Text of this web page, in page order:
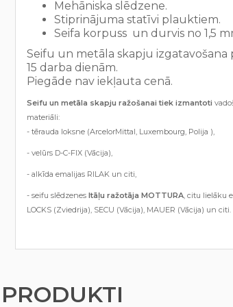
Mehāniska slēdzene.
Stiprinājuma statīvi plauktiem.
Seifa korpuss un durvis no 1,5
Seifu un metāla skapju
15 darba dienām.
Piegāde nav iekļauta cenā.
Seifu un metāla skapju ražošanai tiek izmantoti
materiāli:
- tērauda loksne (ArcelorMittal, Luxembourg, Polija ),
- velūrs D-C-FIX (Vācija),
- alkīda emalijas RILAK un citi,
- seifu slēdzenes Itāļu ražotāja MOTTURA, citu lielāku
LOCKS (Zviedrija), SECU (Vācija), MAUER (Vācija) un citi.